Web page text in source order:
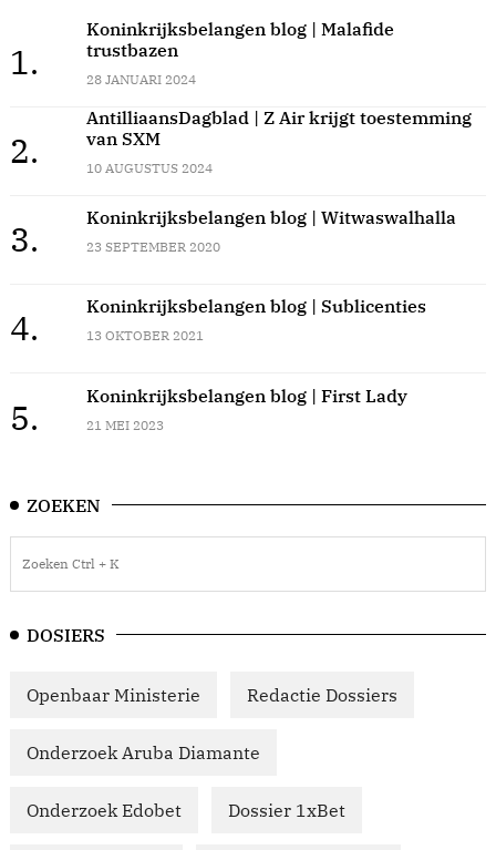
1.
Koninkrijksbelangen blog | Malafide
trustbazen
28 JANUARI 2024
2.
AntilliaansDagblad | Z Air krijgt toestemming
van SXM
10 AUGUSTUS 2024
3.
Koninkrijksbelangen blog | Witwaswalhalla
23 SEPTEMBER 2020
4.
Koninkrijksbelangen blog | Sublicenties
13 OKTOBER 2021
5.
Koninkrijksbelangen blog | First Lady
21 MEI 2023
ZOEKEN
DOSIERS
Openbaar Ministerie Redactie Dossiers
Onderzoek Aruba Diamante
Onderzoek Edobet Dossier 1xBet